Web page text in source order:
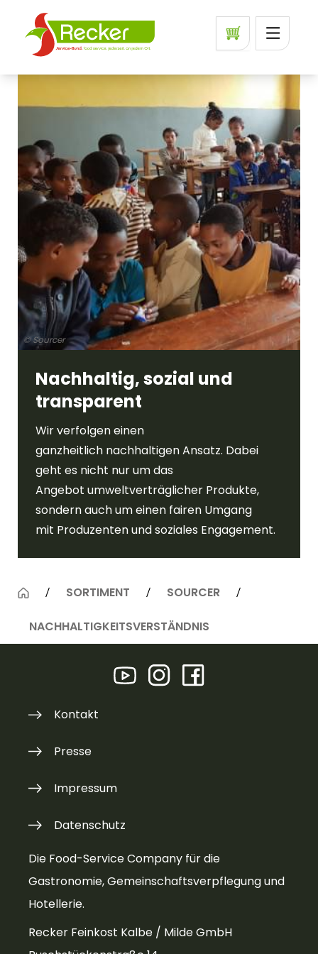
© Sourcer
Nachhaltig, sozial und
transparent
Wir verfolgen einen
ganzheitlich nachhaltigen Ansatz. Dabei
geht es nicht nur um das
Angebot umweltverträglicher Produkte,
sondern auch um einen fairen Umgang
mit Produzenten und soziales Engagement.
SORTIMENT SOURCER
NACHHALTIGKEITSVERSTÄNDNIS
Die Food-Service Company für die
Gastronomie, Gemeinschaftsverpflegung und
Hotellerie.
Recker Feinkost Kalbe / Milde GmbH
Kontakt
Presse
Impressum
Datenschutz